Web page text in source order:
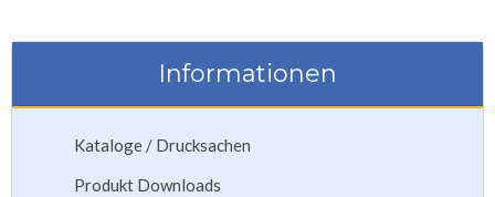
Informationen
Kataloge / Drucksachen
Produkt Downloads